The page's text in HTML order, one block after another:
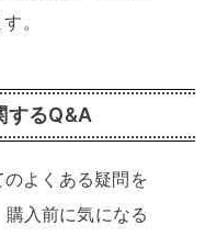
。
するQ&A
入前に気になる